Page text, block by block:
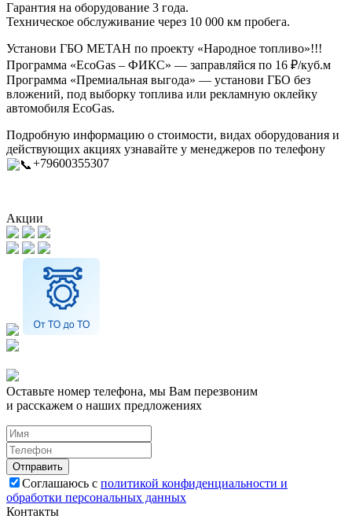
Гарантия на оборудование 3 года.
Техническое обслуживание через 10 000 км пробега.
Установи ГБО МЕТАН по проекту «Народное топливо»!!!
Программа «EcoGas – ФИКС» — заправляйся по 16 ₽/куб.м
Программа «Премиальная выгода» — установи ГБО без
вложений, под выборку топлива или рекламную оклейку
автомобиля EcoGas.
Подробную информацию о стоимости, видах оборудования и
действующих акциях узнавайте у менеджеров по телефону
+79600355307
Акции
Оставьте номер телефона, мы Вам перезвоним
и расскажем о наших предложениях
Соглашаюсь с политикой конфиденциальности и
обработки персональных данных
Контакты